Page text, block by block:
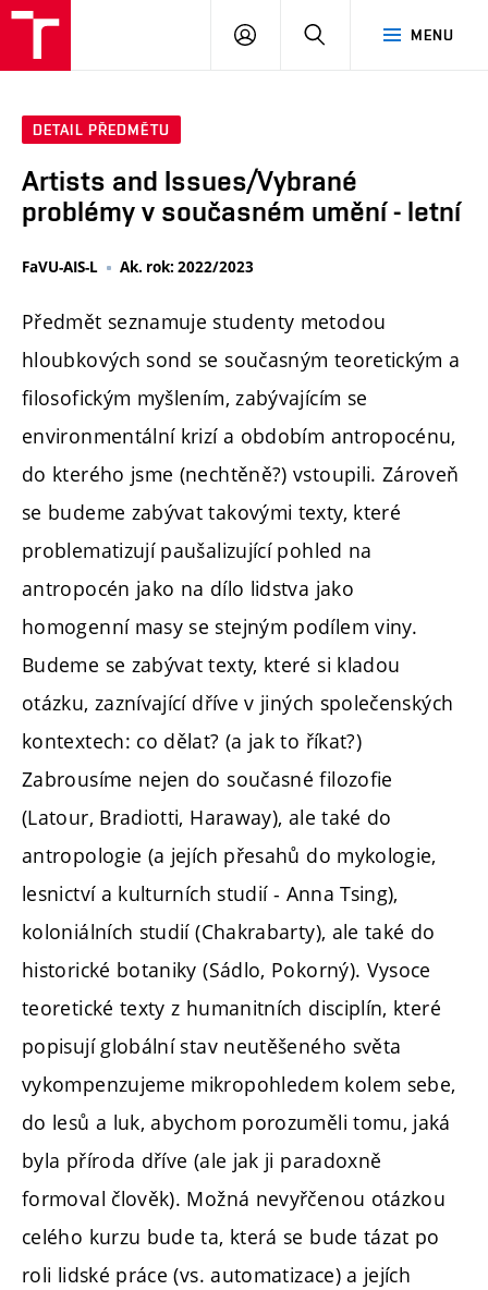
MENU
PŘIHLÁSIT
DETAIL PŘEDMĚTU
Artists and Issues/Vybrané
problémy v současném umění - letní
FaVU-AIS-L Ak. rok: 2022/2023
Předmět seznamuje studenty metodou
hloubkových sond se současným teoretickým a
filosofickým myšlením, zabývajícím se
environmentální krizí a obdobím antropocénu,
do kterého jsme (nechtěně?) vstoupili. Zároveň
se budeme zabývat takovými texty, které
problematizují paušalizující pohled na
antropocén jako na dílo lidstva jako
homogenní masy se stejným podílem viny.
Budeme se zabývat texty, které si kladou
otázku, zaznívající dříve v jiných společenských
kontextech: co dělat? (a jak to říkat?)
Zabrousíme nejen do současné filozofie
(Latour, Bradiotti, Haraway), ale také do
antropologie (a jejích přesahů do mykologie,
lesnictví a kulturních studií - Anna Tsing),
koloniálních studií (Chakrabarty), ale také do
historické botaniky (Sádlo, Pokorný). Vysoce
teoretické texty z humanitních disciplín, které
popisují globální stav neutěšeného světa
vykompenzujeme mikropohledem kolem sebe,
do lesů a luk, abychom porozuměli tomu, jaká
byla příroda dříve (ale jak ji paradoxně
formoval člověk). Možná nevyřčenou otázkou
celého kurzu bude ta, která se bude tázat po
roli lidské práce (vs. automatizace) a jejích